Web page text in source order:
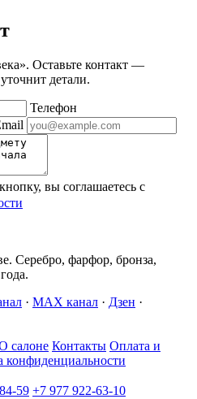
Оставьте контакт —
детали.
Телефон
вы соглашаетесь с
Серебро, фарфор, бронза,
· MAX канал · Дзен ·
салоне Контакты Оплата и
конфиденциальности
59 +7 977 922-63-10